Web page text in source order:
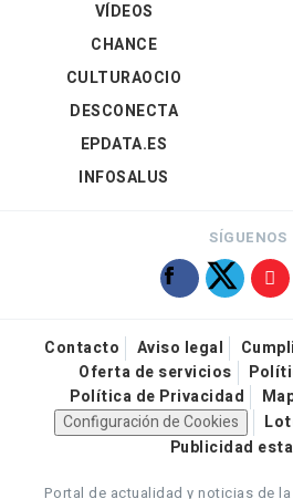
VÍDEOS
CHANCE
CULTURAOCIO
DESCONECTA
EPDATA.ES
INFOSALUS
SÍGUENOS
Contacto Aviso legal
Oferta de servicios
Política de Privacidad
Configuración de Cookies
Publicidad
Portal de actualidad y noticias de